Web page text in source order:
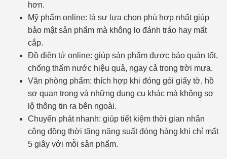
hơn.
Mỹ phẩm online: là sự lựa chọn phù hợp nhất giúp
bảo mật sản phẩm mà không lo đánh tráo hay mất
cắp.
Đồ điện tử online: giúp sản phẩm được bảo quản tốt,
chống thấm nước hiệu quả, ngay cả trong trời mưa.
Văn phòng phẩm: thích hợp khi đóng gói giấy tờ, hồ
sơ quan trọng và những dụng cụ khác mà không sợ
lộ thông tin ra bên ngoài.
Chuyển phát nhanh: giúp tiết kiệm thời gian nhân
công đồng thời tăng năng suất đóng hàng khi chỉ mất
5 giây với mỗi sản phẩm.